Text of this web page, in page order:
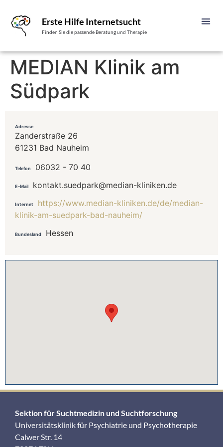
Erste Hilfe Internetsucht
Finden Sie die passende Beratung und Therapie
MEDIAN Klinik am
Südpark
Adresse
Zanderstraße 26
61231 Bad Nauheim
Telefon 06032 - 70 40
E-Mail kontakt.suedpark@median-kliniken.de
Internet
https://www.median-kliniken.de/de/median-
klinik-am-suedpark-bad-nauheim/
Bundesland Hessen
Sektion für Suchtmedizin und Suchtforschung
Universitätsklinik für Psychiatrie und Psychotherapie
Calwer Str. 14